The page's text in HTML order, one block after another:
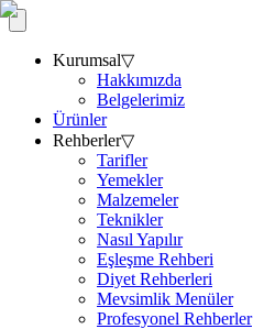
Kurumsal▽
Hakkımızda
Belgelerimiz
Ürünler
Rehberler▽
Tarifler
Yemekler
Malzemeler
Teknikler
Nasıl Yapılır
Eşleşme Rehberi
Diyet Rehberleri
Mevsimlik Menüler
Profesyonel Rehberler